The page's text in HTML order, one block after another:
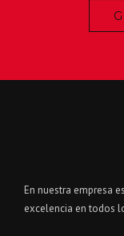
En nuestra empresa
excelencia en todos